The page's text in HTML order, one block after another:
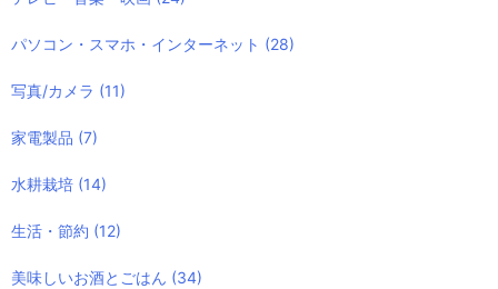
パソコン・スマホ・インターネット (28)
写真/カメラ (11)
家電製品 (7)
水耕栽培 (14)
生活・節約 (12)
美味しいお酒とごはん (34)